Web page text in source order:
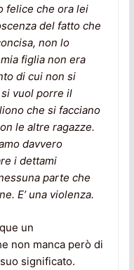
felice che ora lei
del fatto che
non lo
figlia non era
di cui non si
vuol porre il
che si facciano
le altre ragazze.
davvero
i dettami
parte che
E’ una violenza.
un
non manca però di
significato.